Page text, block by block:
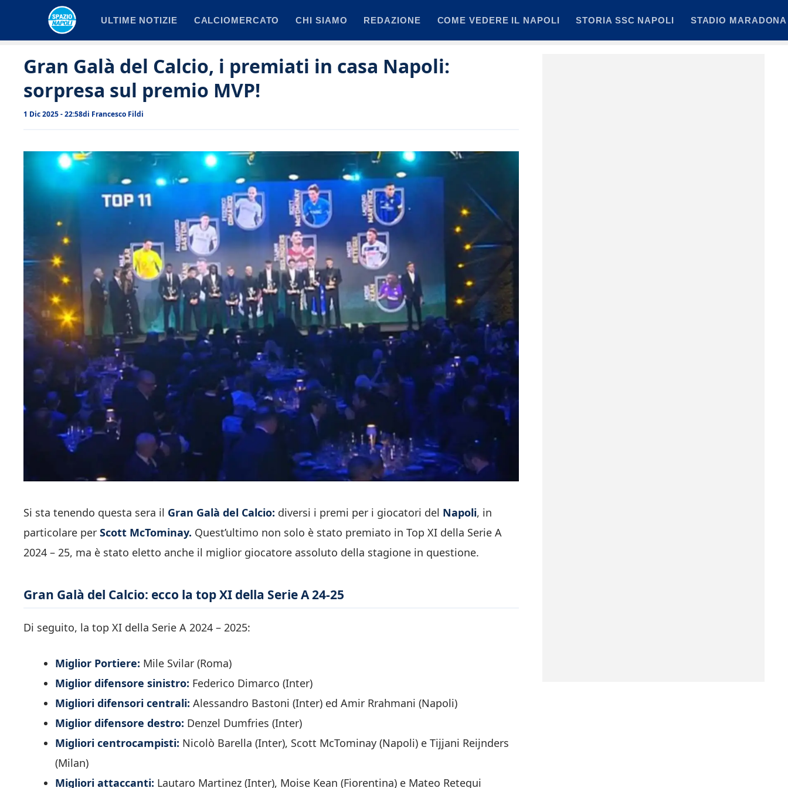
ULTIME NOTIZIE CALCIOMERCATO CHI SIAMO REDAZIONE COME VEDERE IL NAPOLI STORIA SSC NAPOLI STADIO MARADONA
Gran Galà del Calcio, i premiati in casa Napoli:
sorpresa sul premio MVP!
1 Dic 2025 - 22:58di Francesco Fildi
Si sta tenendo questa sera il Gran Galà del Calcio: diversi i premi per i giocatori del Napoli, in
particolare per Scott McTominay. Quest’ultimo non solo è stato premiato in Top XI della Serie A
2024 – 25, ma è stato eletto anche il miglior giocatore assoluto della stagione in questione.
Gran Galà del Calcio: ecco la top XI della Serie A 24-25
Di seguito, la top XI della Serie A 2024 – 2025:
Miglior Portiere: Mile Svilar (Roma)
Miglior difensore sinistro: Federico Dimarco (Inter)
Migliori difensori centrali: Alessandro Bastoni (Inter) ed Amir Rrahmani (Napoli)
Miglior difensore destro: Denzel Dumfries (Inter)
Migliori centrocampisti: Nicolò Barella (Inter), Scott McTominay (Napoli) e Tijjani Reijnders
(Milan)
Migliori attaccanti: Lautaro Martinez (Inter), Moise Kean (Fiorentina) e Mateo Retegui